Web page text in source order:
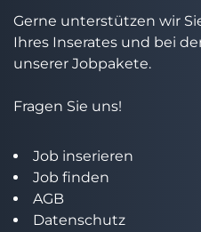
Gerne unterstützen wir
Ihres Inserates und bei
unserer Jobpakete.
Fragen Sie uns!
Job inserieren
Job finden
AGB
Datenschutz